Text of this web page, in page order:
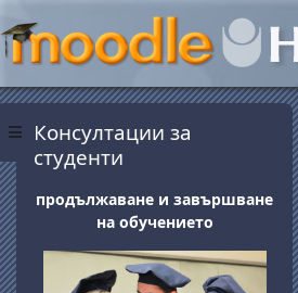
Страничен панел
Блокове
Консултации за
студенти
продължаване и завършване
на обучението